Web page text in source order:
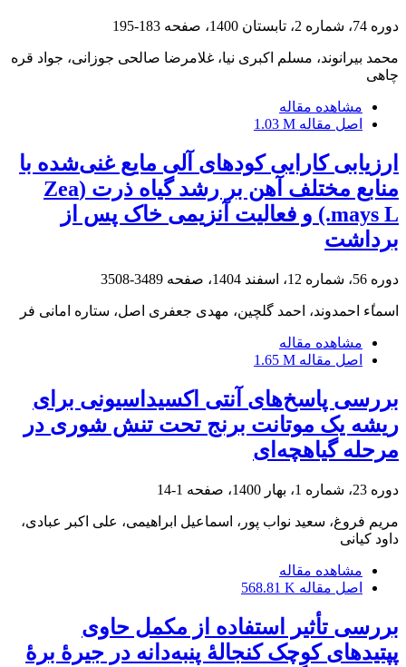
دوره 74، شماره 2، تابستان 1400، صفحه 183-195
محمد بیرانوند، مسلم اکبری نیا، غلامرضا صالحی جوزانی، جواد قره
چاهی
مشاهده مقاله
اصل مقاله 1.03 M
ارزیابی کارایی کودهای آلی مایع غنی‌شده با
منابع مختلف آهن بر رشد گیاه ذرت (Zea
mays L.) و فعالیت آنزیمی خاک پس از
برداشت
دوره 56، شماره 12، اسفند 1404، صفحه 3489-3508
اسما‌‌ٰ‌‌ء احمدوند، احمد گلچین، مهدی جعفری اصل، ستاره امانی فر
مشاهده مقاله
اصل مقاله 1.65 M
بررسی پاسخ‌های آنتی اکسیداسیونی برای
ریشه یک موتانت برنج تحت تنش شوری در
مرحله گیاهچه‌ای
دوره 23، شماره 1، بهار 1400، صفحه 1-14
مریم فروغ، سعید نواب پور، اسماعیل ابراهیمی، علی اکبر عبادی،
داود کیانی
مشاهده مقاله
اصل مقاله 568.81 K
بررسی تأثیر استفاده از مکمل حاوی
پپتیدهای کوچک کنجالۀ پنبه‌دانه در جیرۀ برۀ